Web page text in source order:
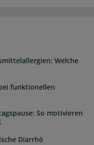
Welche
funktionellen
So motivieren
Diarrhö